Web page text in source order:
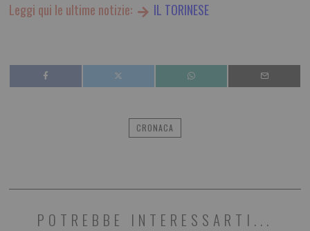
Leggi qui le ultime notizie: IL TORINESE
CRONACA
POTREBBE INTERESSARTI...